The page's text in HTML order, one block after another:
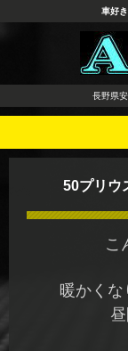
長
イー
車好
長野県
50プリ
こ
暖かく